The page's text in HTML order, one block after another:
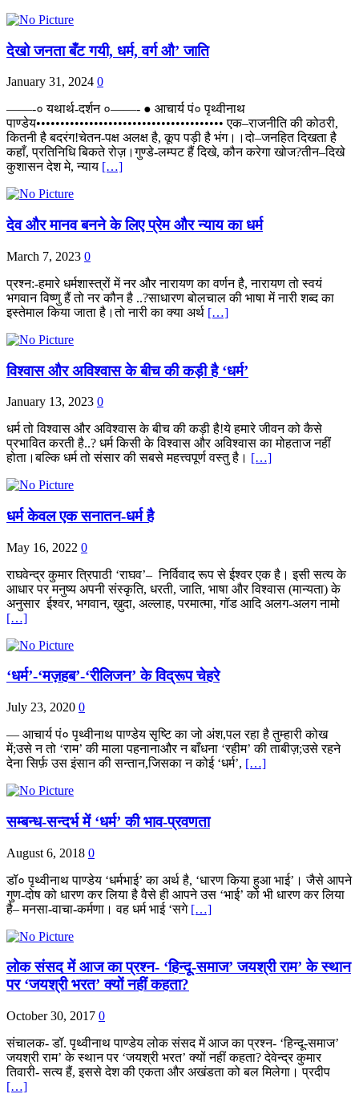
देखो जनता बँट गयी, धर्म, वर्ग औ’ जाति
January 31, 2024 0
——-० यथार्थ-दर्शन ०——- ● आचार्य पं० पृथ्वीनाथ
पाण्डेय••••••••••••••••••••••••••••••••••••••• एक–राजनीति की कोठरी,
कितनी है बदरंग!चेतन-पक्ष अलक्ष है, कूप पड़ी है भंग।।दो–जनहित दिखता है
कहाँ, प्रतिनिधि बिकते रोज़।गुण्डे-लम्पट हैं दिखे, कौन करेगा खोज?तीन–दिखे
कुशासन देश मे, न्याय […]
देव और मानव बनने के लिए प्रेम और न्याय का धर्म
March 7, 2023 0
प्रश्न:-हमारे धर्मशास्त्रों में नर और नारायण का वर्णन है, नारायण तो स्वयं
भगवान विष्णु हैं तो नर कौन है ..?साधारण बोलचाल की भाषा में नारी शब्द का
इस्तेमाल किया जाता है।तो नारी का क्या अर्थ […]
विश्वास और अविश्वास के बीच की कड़ी है ‘धर्म’
January 13, 2023 0
धर्म तो विश्वास और अविश्वास के बीच की कड़ी है!ये हमारे जीवन को कैसे
प्रभावित करती है..? धर्म किसी के विश्वास और अविश्वास का मोहताज नहीं
होता।बल्कि धर्म तो संसार की सबसे महत्त्वपूर्ण वस्तु है। […]
धर्म केवल एक सनातन-धर्म है
May 16, 2022 0
राघवेन्द्र कुमार त्रिपाठी ‘राघव’– निर्विवाद रूप से ईश्वर एक है। इसी सत्य के
आधार पर मनुष्य अपनी संस्कृति, धरती, जाति, भाषा और विश्वास (मान्यता) के
अनुसार ईश्वर, भगवान, ख़ुदा, अल्लाह, परमात्मा, गॉड आदि अलग-अलग नामो
[…]
‘धर्म’-‘मज़हब’-‘रीलिजन’ के विद्रूप चेहरे
July 23, 2020 0
— आचार्य पं० पृथ्वीनाथ पाण्डेय सृष्टि का जो अंश,पल रहा है तुम्हारी कोख
में;उसे न तो ‘राम’ की माला पहनानाऔर न बाँधना ‘रहीम’ की ताबीज़;उसे रहने
देना सिर्फ़ उस इंसान की सन्तान,जिसका न कोई ‘धर्म’, […]
सम्बन्ध-सन्दर्भ में ‘धर्म’ की भाव-प्रवणता
August 6, 2018 0
डॉ० पृथ्वीनाथ पाण्डेय ‘धर्मभाई’ का अर्थ है, ‘धारण किया हुआ भाई’। जैसे आपने
गुण-दोष को धारण कर लिया है वैसे ही आपने उस ‘भाई’ को भी धारण कर लिया
है– मनसा-वाचा-कर्मणा। वह धर्म भाई ‘सगे […]
लोक संसद में आज का प्रश्न- ‘हिन्दू-समाज’ जयश्री राम’ के स्थान
पर ‘जयश्री भरत’ क्यों नहीं कहता?
October 30, 2017 0
संचालक- डॉ. पृथ्वीनाथ पाण्डेय लोक संसद में आज का प्रश्न- ‘हिन्दू-समाज’
जयश्री राम’ के स्थान पर ‘जयश्री भरत’ क्यों नहीं कहता? देवेन्द्र कुमार
तिवारी- सत्य हैं, इससे देश की एकता और अखंडता को बल मिलेगा। प्रदीप
[…]